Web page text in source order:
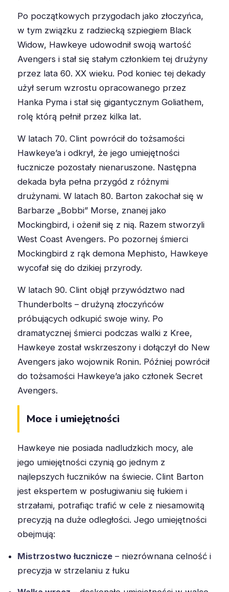
Po początkowych przygodach jako złoczyńca,
w tym związku z radziecką szpiegiem Black
Widow, Hawkeye udowodnił swoją wartość
Avengers i stał się stałym członkiem tej drużyny
przez lata 60. XX wieku. Pod koniec tej dekady
użył serum wzrostu opracowanego przez
Hanka Pyma i stał się gigantycznym Goliathem,
rolę którą pełnił przez kilka lat.
W latach 70. Clint powrócił do tożsamości
Hawkeye’a i odkrył, że jego umiejętności
łucznicze pozostały nienaruszone. Następna
dekada była pełna przygód z różnymi
drużynami. W latach 80. Barton zakochał się w
Barbarze „Bobbi” Morse, znanej jako
Mockingbird, i ożenił się z nią. Razem stworzyli
West Coast Avengers. Po pozornej śmierci
Mockingbird z rąk demona Mephisto, Hawkeye
wycofał się do dzikiej przyrody.
W latach 90. Clint objął przywództwo nad
Thunderbolts – drużyną złoczyńców
próbujących odkupić swoje winy. Po
dramatycznej śmierci podczas walki z Kree,
Hawkeye został wskrzeszony i dołączył do New
Avengers jako wojownik Ronin. Później powrócił
do tożsamości Hawkeye’a jako członek Secret
Avengers.
Moce i umiejętności
Hawkeye nie posiada nadludzkich mocy, ale
jego umiejętności czynią go jednym z
najlepszych łuczników na świecie. Clint Barton
jest ekspertem w posługiwaniu się łukiem i
strzałami, potrafiąc trafić w cele z niesamowitą
precyzją na duże odległości. Jego umiejętności
obejmują:
Mistrzostwo łucznicze – niezrównana celność i
precyzja w strzelaniu z łuku